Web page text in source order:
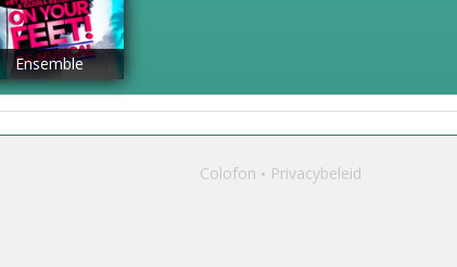
Ensemble
Colofon Privacybeleid